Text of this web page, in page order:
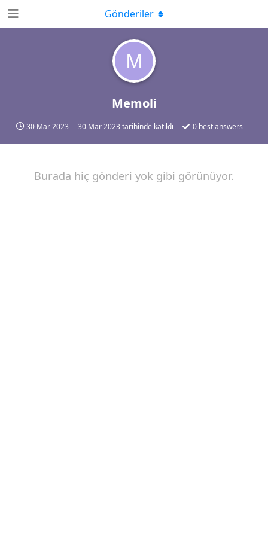
M
Memoli
30 Mar 2023 30 Mar 2023 tarihinde katıldı 0 best answers
Gönderiler
Burada hiç gönderi yok gibi görünüyor.